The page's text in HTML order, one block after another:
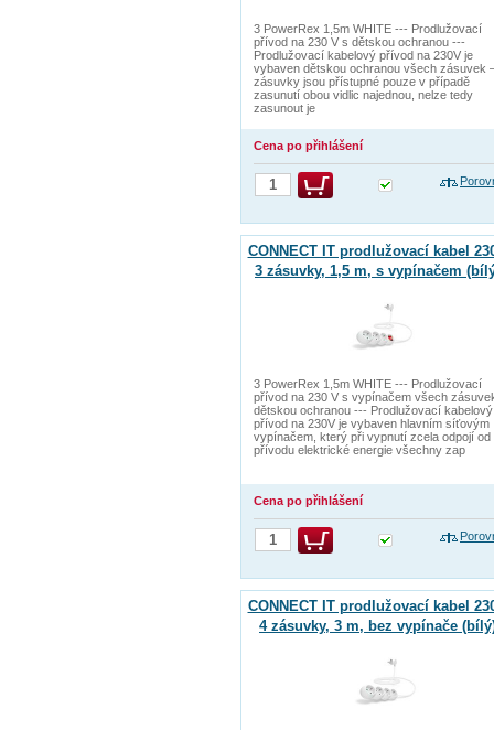
3 PowerRex 1,5m WHITE --- Prodlužovací
přívod na 230 V s dětskou ochranou ---
Prodlužovací kabelový přívod na 230V je
vybaven dětskou ochranou všech zásuvek
zásuvky jsou přístupné pouze v případě
zasunutí obou vidlic najednou, nelze tedy
zasunout je
Cena po přihlášení
CONNECT IT prodlužovací kabel
3 zásuvky, 1,5 m, s vypínačem
3 PowerRex 1,5m WHITE --- Prodlužovací
přívod na 230 V s vypínačem všech
dětskou ochranou --- Prodlužovací kabelový
přívod na 230V je vybaven hlavním síťovým
vypínačem, který při vypnutí zcela odpojí od
přívodu elektrické energie všechny zap
Cena po přihlášení
CONNECT IT prodlužovací kabel
4 zásuvky, 3 m, bez vypínače